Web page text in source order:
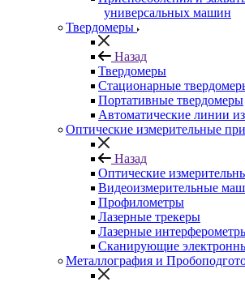
универсальных машин
Твердомеры
Назад
Твердомеры
Стационарные
Портативные твердомеры
Автоматические линии
Оптические измерительные
Назад
Оптические
Видеоизмерительные
Профилометры
Лазерные трекеры
Лазерные
Сканирующие
Металлография и